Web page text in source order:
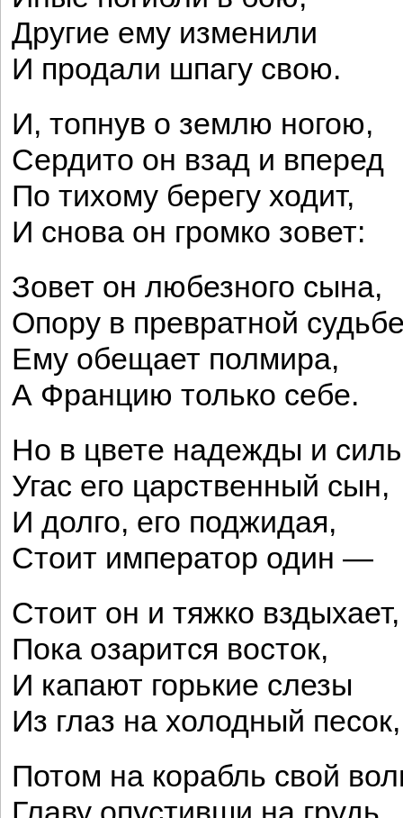
Другие ему изменили
И продали шпагу свою.
И, топнув о землю ногою,
Сердито он взад и вперед
По тихому берегу ходит,
И снова он громко зовет:
Зовет он любезного сына,
Опору в превратной
Ему обещает полмира,
А Францию только себе.
Но в цвете надежды и
Угас его царственный сын,
И долго, его поджидая,
Стоит император один —
Стоит он и тяжко вздыхает,
Пока озарится восток,
И капают горькие слезы
Из глаз на холодный песок,
Потом на корабль свой